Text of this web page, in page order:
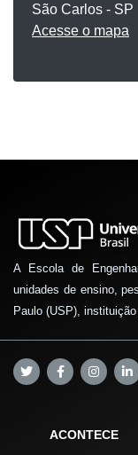
São Carlos - SP
Acesse o mapa
A Escola de
unidades de ensino,
Paulo (USP),
ACONTECE